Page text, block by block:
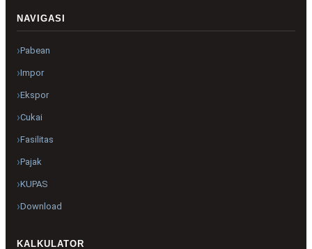
NAVIGASI
Pabean
Impor
Ekspor
Cukai
Fasilitas
Pajak
KUPAS
Download
KALKULATOR